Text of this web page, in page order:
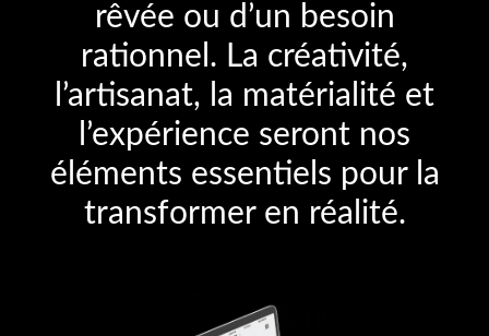
rêvée ou d’un besoin
rationnel. La créativité,
l’artisanat, la matérialité et
l’expérience seront nos
éléments essentiels pour la
transformer en réalité.